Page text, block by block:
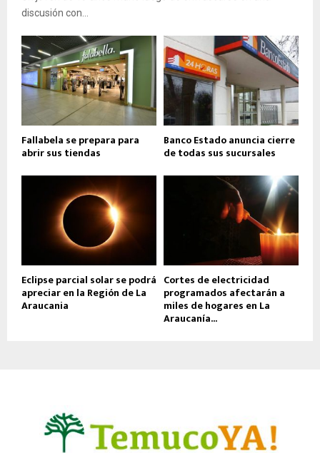
discusión con...
Fallabela se prepara para
abrir sus tiendas
Banco Estado anuncia cierre
de todas sus sucursales
Eclipse parcial solar se podrá
apreciar en la Región de La
Araucania
Cortes de electricidad
programados afectarán a
miles de hogares en La
Araucanía...